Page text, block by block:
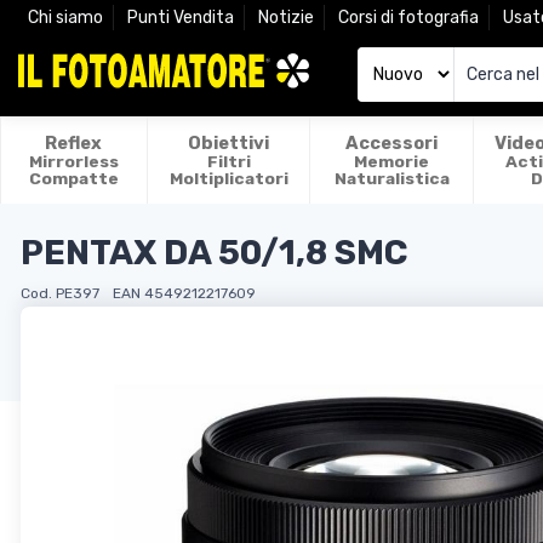
Chi siamo Punti Vendita Notizie Corsi di fotografia
Reflex
Mirrorless
Compatte
Obiettivi
Filtri
Moltiplicatori
Accessori
Memorie
Naturalistica
PENTAX DA 50/1,8 SMC
Cod. PE397 EAN 4549212217609